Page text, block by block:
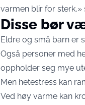
varmen blir for sterk,»
Disse bør
Eldre og små barn er
Også personer med
oppholder seg mye
Men hetestress kan
Ved høy varme kan